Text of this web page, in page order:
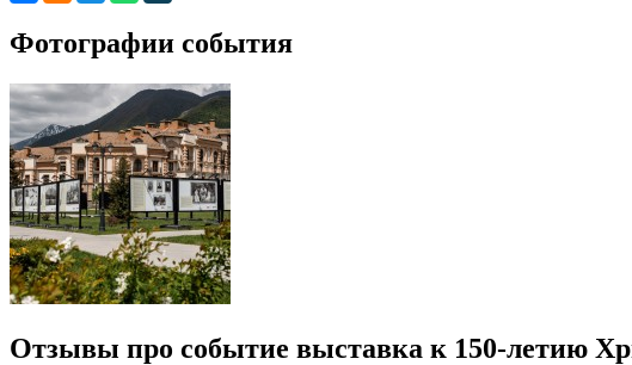
Фотографии события
Отзывы про событие выставка к 150-летию